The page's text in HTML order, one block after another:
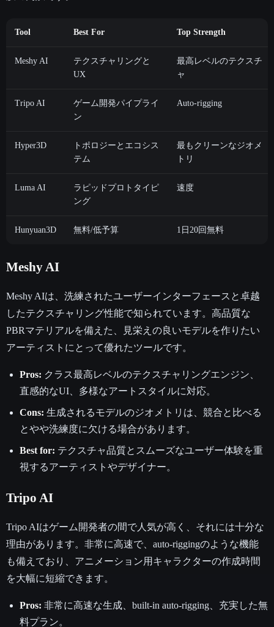
Tool Best For Top Strength
Meshy AI
テクスチャリングと
UX
最高レベルのテクスチ
ャ
Tripo AI
ゲーム開発パイプライ
ン
Auto-rigging
Hyper3D
トポロジーとエコシス
テム
最もクリーンなジオメ
トリ
Luma AI
ラピッドプロトタイピ
ング
速度
Hunyuan3D 無料/低予算 1日20回無料
Meshy AI
Meshy AIは、洗練されたユーザーインターフェースと卓越
したテクスチャリング性能で知られています。高品質な
PBRマテリアルを備えた、見栄えの良いモデルを作りたい
アーティストにとって優れたツールです。
Pros: クラス最高レベルのテクスチャリングエンジン、
直感的なUI、多様なアートスタイルに対応。
Cons: 生成されるモデルのジオメトリは、競合と比べる
とやや洗練度に欠ける場合があります。
Best for: テクスチャ品質とスムーズなユーザー体験を重
視するアーティストやデザイナー。
Tripo AI
Tripo AIはゲーム開発者の間で人気が高く、それには十分な
理由があります。非常に高速で、auto-riggingのような機能
も備えており、アニメーション用キャラクターの作成時間
を大幅に短縮できます。
Pros: 非常に高速な生成、built-in auto-rigging、充実した無
料プラン。